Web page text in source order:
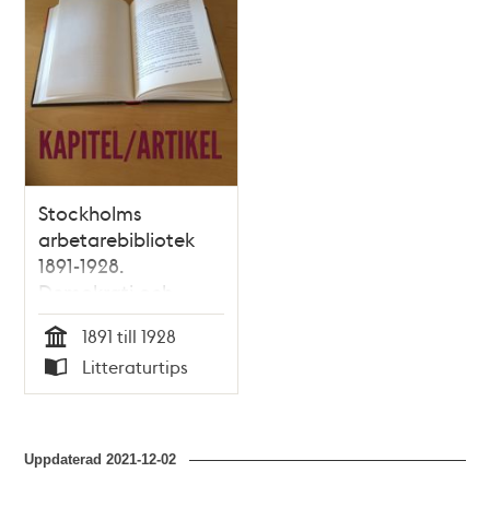
poster
och
teman
Stockholms
arbetarebibliotek
1891-1928.
Demokrati och
politiskt
medborgarskap /
Mats Myrstener
Tid
1891 till 1928
Typ
Litteraturtips
Uppdaterad2021-12-02